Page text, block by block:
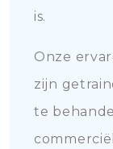
is.
Onze
zijn
te